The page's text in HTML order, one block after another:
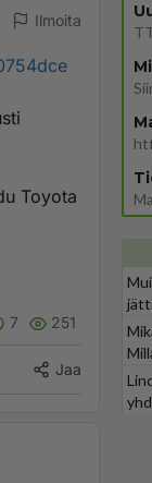
Ilmoita
Toyota
7 251
Jaa